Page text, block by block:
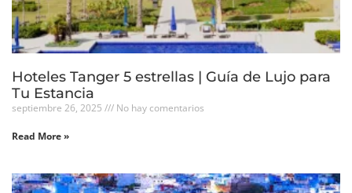
Hoteles Tanger 5 estrellas | Guía de Lujo para
Tu Estancia
septiembre 26, 2025 No hay comentarios
Read More »